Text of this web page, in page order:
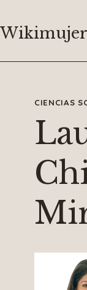
al
CIENCIAS